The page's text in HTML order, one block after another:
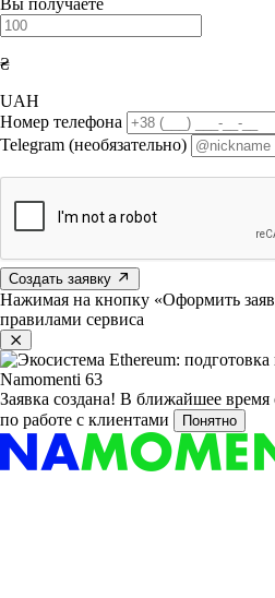
₴
UAH
Номер телефона
Telegram (необязательно)
Создать заявку
Нажимая на кнопку «Оформить
правилами сервиса
Заявка создана! В ближайшее время
по работе с клиентами
Понятно